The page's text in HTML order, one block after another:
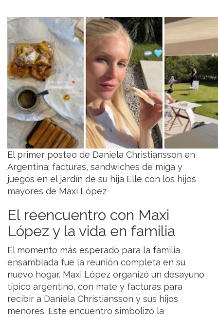
El primer posteo de Daniela Christiansson en
Argentina: facturas, sandwiches de miga y
juegos en el jardín de su hija Elle con los hijos
mayores de Maxi López
El reencuentro con Maxi
López y la vida en familia
El momento más esperado para la familia
ensamblada fue la reunión completa en su
nuevo hogar. Maxi López organizó un desayuno
típico argentino, con mate y facturas para
recibir a Daniela Christiansson y sus hijos
menores. Este encuentro simbolizó la